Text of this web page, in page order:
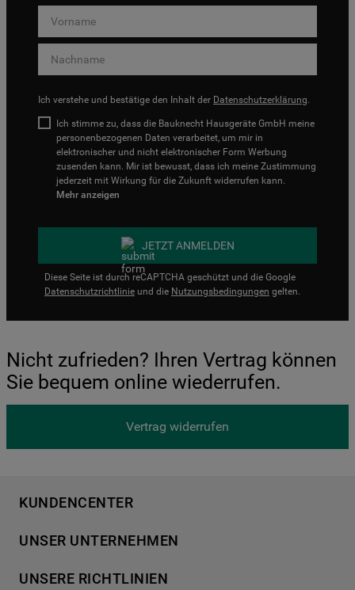
Ich verstehe und bestätige den Inhalt der Datenschutzerklärung.
Ich stimme zu, dass die Bauknecht Hausgeräte GmbH meine
personenbezogenen Daten verarbeitet, um mir in
elektronischer und nicht elektronischer Form Werbung
zusenden kann. Mir ist bewusst, dass ich meine Zustimmung
jederzeit mit Wirkung für die Zukunft widerrufen kann.
Mehr anzeigen
JETZT ANMELDEN
Diese Seite ist durch reCAPTCHA geschützt und die Google
Datenschutzrichtlinie und die Nutzungsbedingungen gelten.
Nicht zufrieden? Ihren Vertrag können
Sie bequem online wiederrufen.
Vertrag widerrufen
KUNDENCENTER
Händlersuche
Häufige Fragen
UNSER UNTERNEHMEN
Für Händler
UNSERE RICHTLINIEN